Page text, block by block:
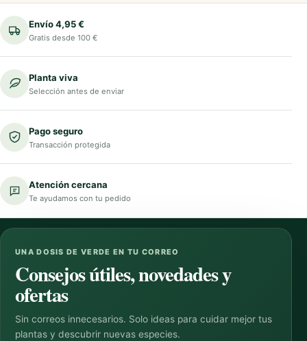
Envío 4,95 €
Gratis desde 100 €
Planta viva
Selección antes de enviar
Pago seguro
Transacción protegida
Atención cercana
Te ayudamos con tu pedido
UNA DOSIS DE VERDE EN TU CORREO
Consejos útiles, novedades y
ofertas
Sin correos innecesarios. Solo ideas para cuidar mejor tus
plantas y descubrir nuevas especies.